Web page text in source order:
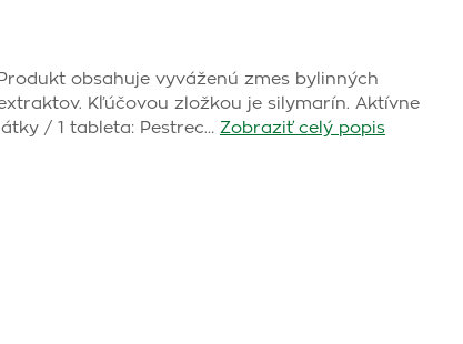
Produkt obsahuje vyváženú zmes bylinných
Kľúčovou zložkou je silymarín. Aktívne
látky / 1 tableta: Pestrec… Zobraziť celý popis